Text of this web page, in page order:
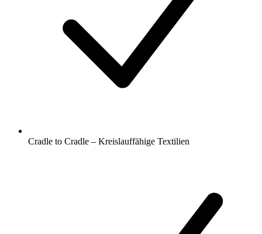
Cradle to Cradle – Kreislauffähige Textilien